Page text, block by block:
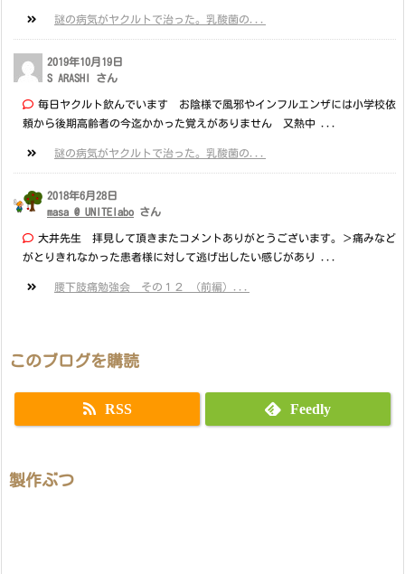
謎の病気がヤクルトで治った。乳酸菌の...
2019年10月19日
S ARASHI さん
毎日ヤクルト飲んでいます お陰様で風邪やインフルエンザには小学校依
頼から後期高齢者の今迄かかった覚えがありません 又熱中 ...
謎の病気がヤクルトで治った。乳酸菌の...
2018年6月28日
masa @ UNITElabo さん
大井先生 拝見して頂きまたコメントありがとうございます。＞痛みなど
がとりきれなかった患者様に対して逃げ出したい感じがあり ...
腰下肢痛勉強会 その１２ （前編）...
このブログを購読
RSS Feedly
製作ぶつ